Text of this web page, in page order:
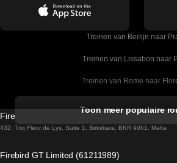
Treinen van Berlijn naar
Treinen van Lissabon naar
Treinen van Rome naar
Treinen van Sevilla naar
Toon meer populaire
Firebird GT Limited (OC 1451)
432, Triq Fleur de Lys, Suite 1, Birkirkara, BKR 9061, Malta
Firebird GT Limited (61211989)